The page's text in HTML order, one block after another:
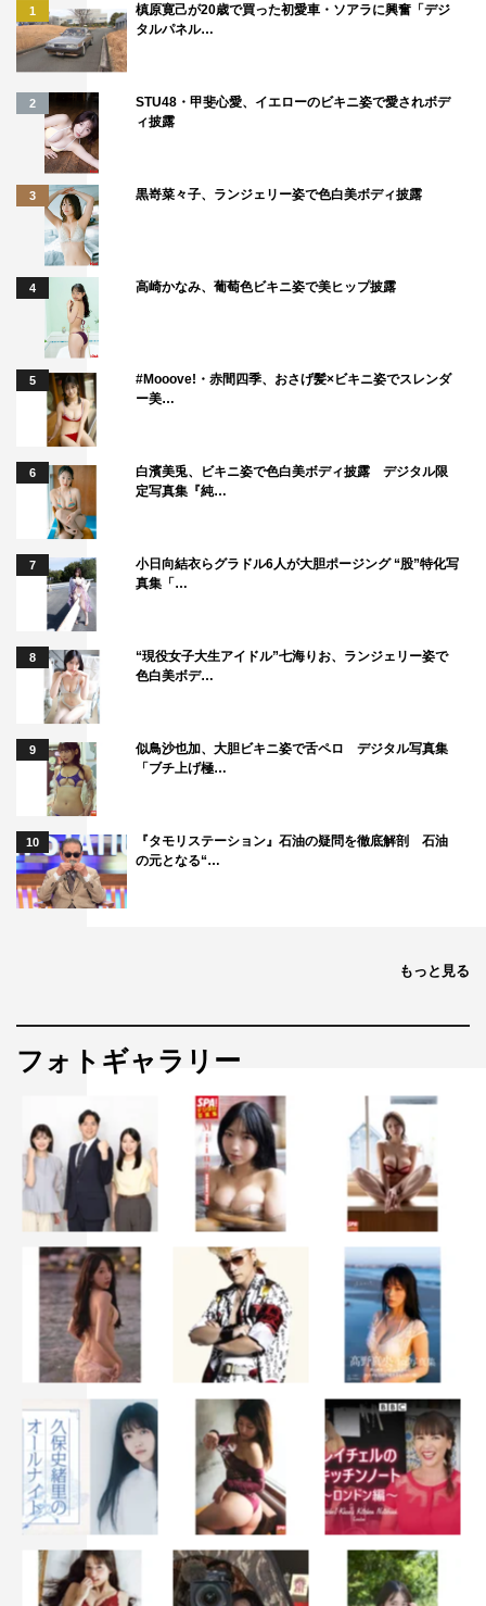
1
槙原寛己が20歳で買った初愛車・ソアラに興奮「デジ
タルパネル…
2
STU48・甲斐心愛、イエローのビキニ姿で愛されボデ
ィ披露
3 黒嵜菜々子、ランジェリー姿で色白美ボディ披露
4 高崎かなみ、葡萄色ビキニ姿で美ヒップ披露
5
#Mooove!・赤間四季、おさげ髪×ビキニ姿でスレンダ
ー美…
6
白濱美兎、ビキニ姿で色白美ボディ披露 デジタル限
定写真集『純…
7
小日向結衣らグラドル6人が大胆ポージング “股”特化写
真集「…
8
“現役女子大生アイドル”七海りお、ランジェリー姿で
色白美ボデ…
9
似鳥沙也加、大胆ビキニ姿で舌ペロ デジタル写真集
「ブチ上げ極…
10
『タモリステーション』石油の疑問を徹底解剖 石油
の元となる“…
もっと見る
フォトギャラリー